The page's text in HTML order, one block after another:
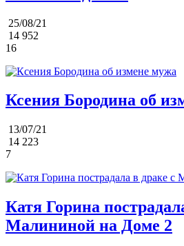
25/08/21
14 952
16
Ксения Бородина об
13/07/21
14 223
7
Катя Горина
Малининой на Доме 2